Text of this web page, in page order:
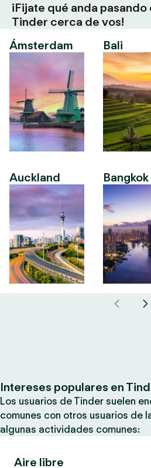
¡Fijate qué anda
Tinder cerca de vos!
Ámsterdam
Auckland
Bali
Bangkok
Intereses populares en
Los usuarios de Tinder suelen
comunes con otros usuarios de
algunas actividades comunes:
Aire libre